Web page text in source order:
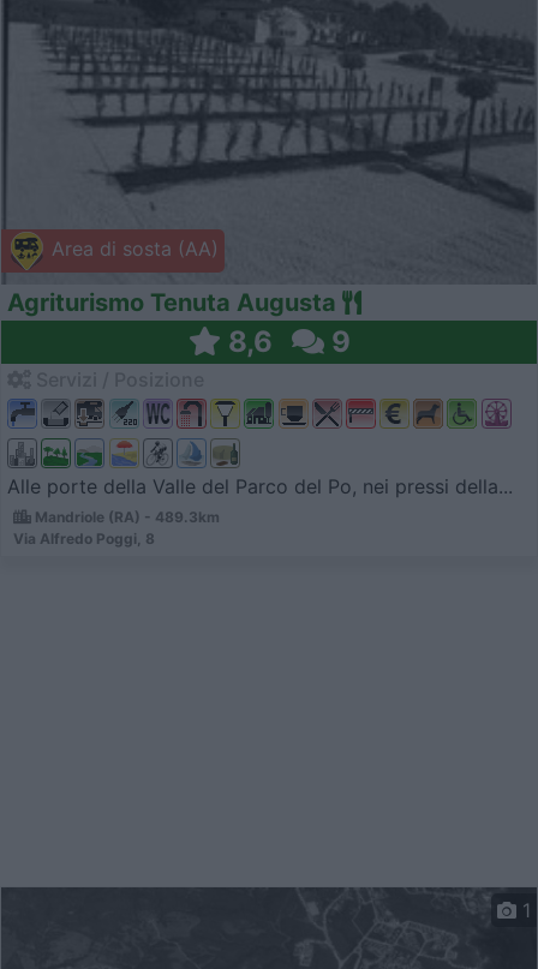
Area di sosta (AA)
Agriturismo Tenuta Augusta
8,6 9
Alle porte della Valle del Parco del Po, nei pressi della...
Mandriole (RA) - 489.3km
Via Alfredo Poggi, 8
1